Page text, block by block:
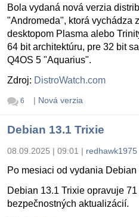
Bola vydaná nová verzia
"Andromeda", ktorá vychádza
desktopom Plasma alebo
64 bit architektúru, pre 32 bit
Q4OS 5 "Aquarius".
Zdroj: DistroWatch.com
6 | Nová verzia
Debian 13.1 Trixie
08.09.2025 | 09:01 | redhawk1975
Po mesiaci od vydania
Debian 13.1 Trixie opravuje
bezpečnostných aktualizácií.